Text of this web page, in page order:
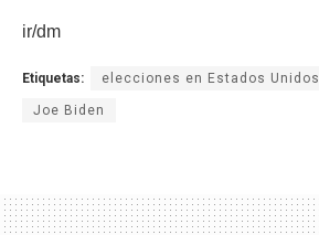
ir/dm
Etiquetas: elecciones en Estados Unidos
Joe Biden